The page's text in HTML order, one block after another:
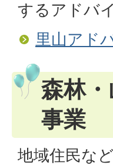
するアドバ
里山アド
森林
事業
地域住民な